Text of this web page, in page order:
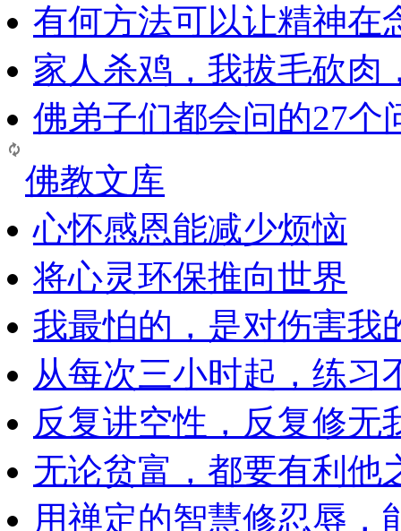
有何方法可以让精神在
家人杀鸡，我拔毛砍肉
佛弟子们都会问的27个
佛教文库
心怀感恩能减少烦恼
将心灵环保推向世界
我最怕的，是对伤害我
从每次三小时起，练习
反复讲空性，反复修无
无论贫富，都要有利他
用禅定的智慧修忍辱，